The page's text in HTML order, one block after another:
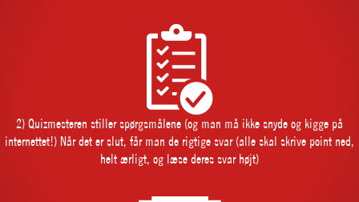
2) Quizmesteren stiller spørgsmålene (og man må ikke snyde og kigge på
internettet!) Når det er slut, får man de rigtige svar (alle skal skrive point ned,
helt ærligt, og læse deres svar højt)